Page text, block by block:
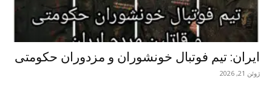
ایران: تیم فوتبال خونشوران و مزدوران حکومتی
ژوئن 21, 2026